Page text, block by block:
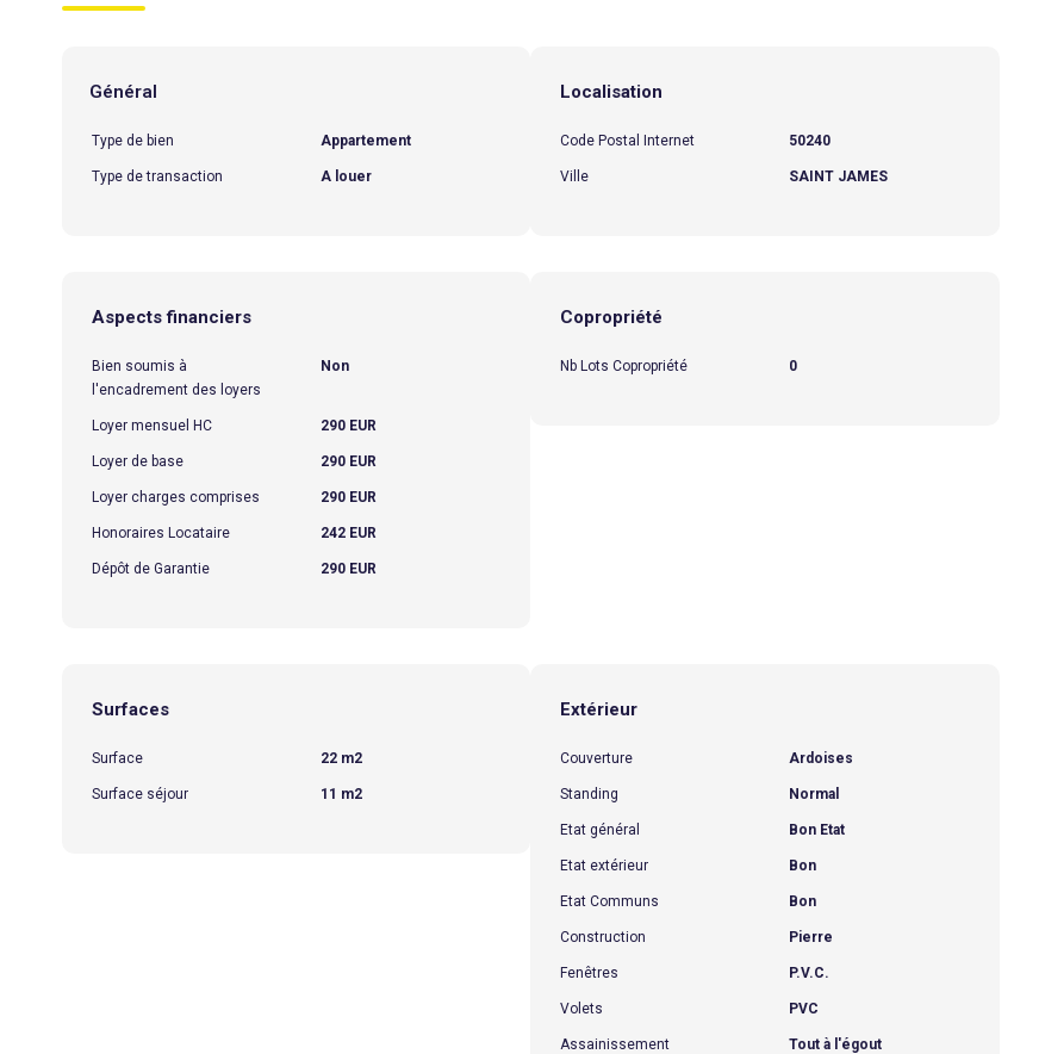
Général
Type de bien Appartement
Type de transaction A louer
Localisation
Code Postal Internet 50240
Ville SAINT JAMES
Aspects financiers
Bien soumis à
l'encadrement des loyers
Non
Loyer mensuel HC 290 EUR
Loyer de base 290 EUR
Loyer charges comprises 290 EUR
Honoraires Locataire 242 EUR
Dépôt de Garantie 290 EUR
Copropriété
Nb Lots Copropriété 0
Surfaces
Surface 22 m2
Surface séjour 11 m2
Extérieur
Couverture Ardoises
Standing Normal
Etat général Bon Etat
Etat extérieur Bon
Etat Communs Bon
Construction Pierre
Fenêtres P.V.C.
Volets PVC
Assainissement Tout à l'égout